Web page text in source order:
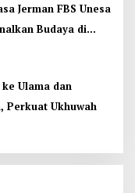
Jerman FBS Unesa
Budaya di
Ulama dan
Perkuat Ukhuwah